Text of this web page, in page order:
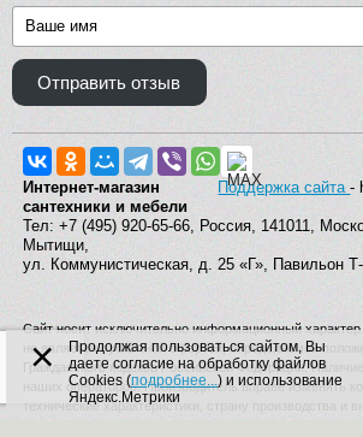
Отправить отзыв
Поддержка сайта-
Интернет-магазин
сантехники и мебели
Тел: +7 (495) 920-65-66, Россия, 141011,
Мытищи,
ул. Коммунистическая, д. 25 «Г», Павильон
Сайт носит исключительно информационный характер
не является публичной офертой, определяемой
Гражданского кодекса Российской Федерации.
наших операторов. Производитель вправе изменять
технические характеристики, страну производства и
×
Продолжая пользоваться сайтом, Вы
даете согласие на обработку файлов
Cookies (подробнее...) и использование
Яндекс.Метрики